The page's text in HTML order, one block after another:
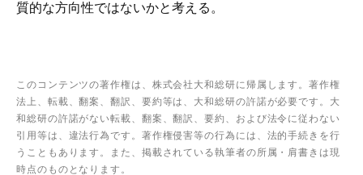
質的な方向性ではないかと考える。
このコンテンツの著作権は、株式会社大和総研に帰属します。著作権
法上、転載、翻案、翻訳、要約等は、大和総研の許諾が必要です。大
和総研の許諾がない転載、翻案、翻訳、要約、および法令に従わない
引用等は、違法行為です。著作権侵害等の行為には、法的手続きを行
うこともあります。また、掲載されている執筆者の所属・肩書きは現
時点のものとなります。